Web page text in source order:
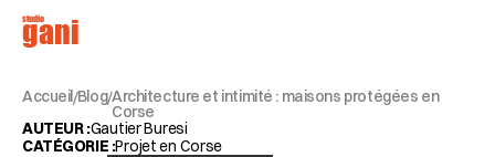
studio
gani
Accueil/Blog/Architecture et intimité : maisons protégées en
Corse
AUTEUR :Gautier Buresi
CATÉGORIE :Projet en Corse